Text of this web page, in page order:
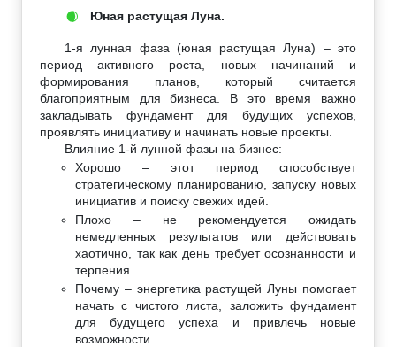
🌒 Юная растущая Луна.
1-я лунная фаза (юная растущая Луна) – это
период активного роста, новых начинаний и
формирования планов, который считается
благоприятным для бизнеса. В это время важно
закладывать фундамент для будущих успехов,
проявлять инициативу и начинать новые проекты.
Влияние 1-й лунной фазы на бизнес:
Хорошо – этот период способствует
стратегическому планированию, запуску новых
инициатив и поиску свежих идей.
Плохо – не рекомендуется ожидать
немедленных результатов или действовать
хаотично, так как день требует осознанности и
терпения.
Почему – энергетика растущей Луны помогает
начать с чистого листа, заложить фундамент
для будущего успеха и привлечь новые
возможности.